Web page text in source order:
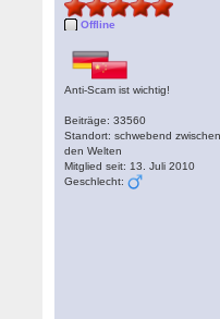
Offline
Anti-Scam ist wichtig!
Beiträge: 33560
Standort: schwebend zwischen
den Welten
Mitglied seit: 13. Juli 2010
Geschlecht: